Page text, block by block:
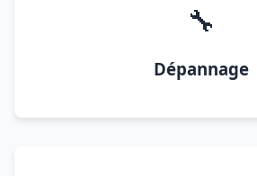
🔧
Dépannage